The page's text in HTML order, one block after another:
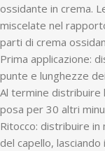
ossidante in crema.
miscelate nel
parti di crema
Prima applicazione:
punte e lunghezze
Al termine distribuire
posa per 30 altri
Ritocco: distribuire in
del capello,